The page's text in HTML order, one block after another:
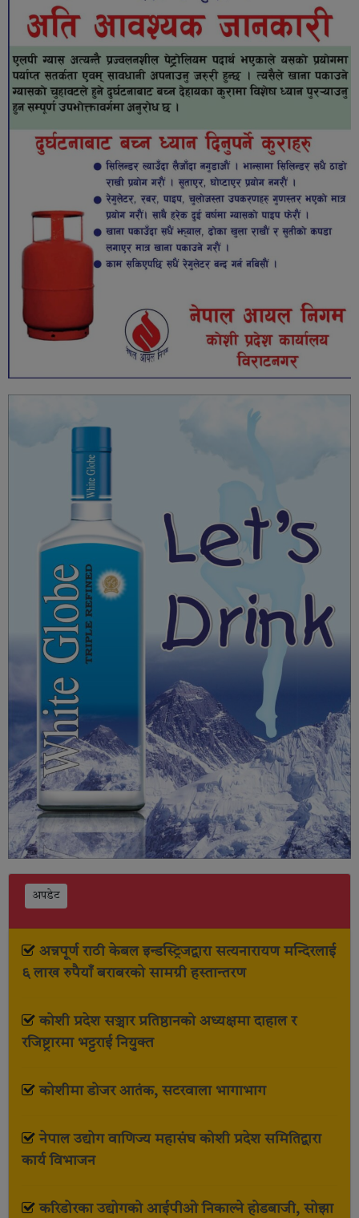
अपडेट
अन्नपूर्ण राठी केबल इन्डस्ट्रिजद्वारा सत्यनारायण मन्दिरलाई
६ लाख रुपैयाँ बराबरको सामग्री हस्तान्तरण
कोशी प्रदेश सञ्चार प्रतिष्ठानको अध्यक्षमा दाहाल र
रजिष्ट्रारमा भट्टराई नियुक्त
कोशीमा डोजर आतंक, सटरवाला भागाभाग
नेपाल उद्योग वाणिज्य महासंघ कोशी प्रदेश समितिद्वारा
कार्य विभाजन
करिडोरका उद्योगको आईपीओ निकाल्ने होडबाजी, सोझा